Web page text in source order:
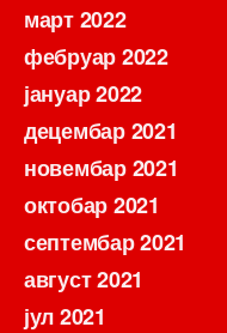
март 2022
фебруар 2022
јануар 2022
децембар 2021
новембар 2021
октобар 2021
септембар 2021
август 2021
јул 2021